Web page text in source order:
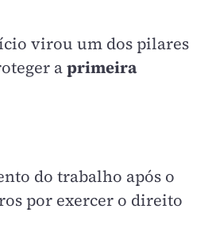
virou um dos pilares
aprimeira
do trabalho após o
por exercer o direito